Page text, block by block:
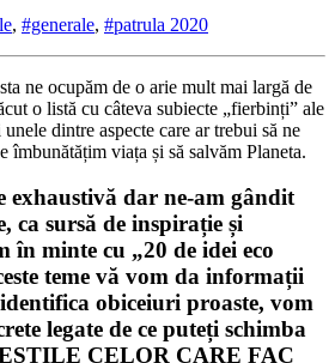
, #generale, #patrula 2020
ne ocupăm de o arie mult mai largă de
o listă cu câteva subiecte „fierbinți” ale
dintre aspecte care ar trebui să ne
îmbunătățim viața și să salvăm Planeta.
exhaustivă dar ne-am gândit
ca sursă de inspirație și
în minte cu „20 de idei eco
teme vă vom da informații
obiceiuri proaste, vom
legate de ce puteți schimba
CELOR CARE FAC